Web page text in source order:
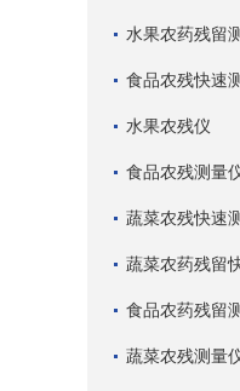
水果农药残留
食品农残快速
水果农残仪
食品农残测量
蔬菜农残快速
蔬菜农药残留
食品农药残留
蔬菜农残测量